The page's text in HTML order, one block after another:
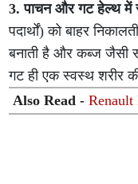
3. पाचन और गट हेल्थ में
पदार्थों) को बाहर
बनाती है और कब्ज जैसी
गट ही एक स्वस्थ शरीर
Also Read -
फीचर्स और रफ-टफ लुक